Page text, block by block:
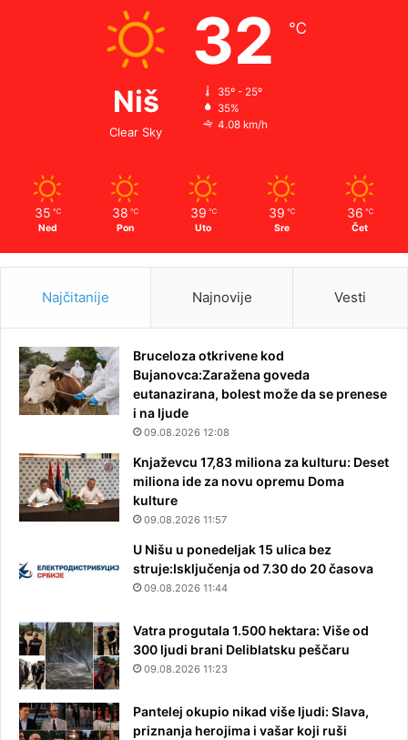
Niš
Clear Sky
32 ℃
35º - 25º
35%
4.08 km/h
35 ℃
Ned
38 ℃
Pon
39 ℃
Uto
39 ℃
Sre
36 ℃
Čet
Najčitanije Najnovije Vesti
Bruceloza otkrivene kod
Bujanovca:Zaražena goveda
eutanazirana, bolest može da se prenese
i na ljude
09.08.2026 12:08
Knjaževcu 17,83 miliona za kulturu: Deset
miliona ide za novu opremu Doma
kulture
09.08.2026 11:57
U Nišu u ponedeljak 15 ulica bez
struje:Isključenja od 7.30 do 20 časova
09.08.2026 11:44
Vatra progutala 1.500 hektara: Više od
300 ljudi brani Deliblatsku peščaru
09.08.2026 11:23
Pantelej okupio nikad više ljudi: Slava,
priznanja herojima i vašar koji ruši